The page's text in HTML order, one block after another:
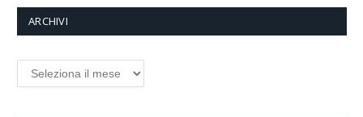
ARCHIVI
Archivi